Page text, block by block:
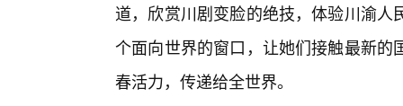
道，欣赏川剧变脸的绝技，体验川渝
个面向世界的窗口，让她们接触最新
春活力，传递给全世界。